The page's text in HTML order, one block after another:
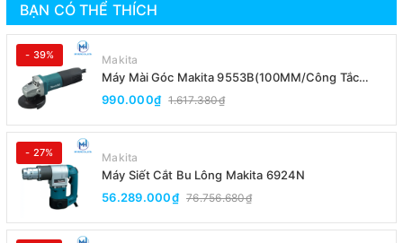
BẠN CÓ THỂ THÍCH
- 39% Makita
Máy Mài Góc Makita 9553B(100MM/Công Tắc
Đuôi)
990.000₫ 1.617.380₫
- 27% Makita
Máy Siết Cắt Bu Lông Makita 6924N
56.289.000₫ 76.756.680₫